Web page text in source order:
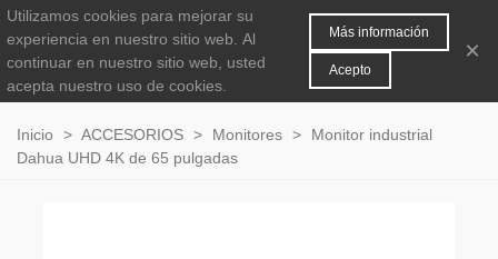
0
Inicio > ACCESORIOS > Monitores >
Monitor industrial
Dahua UHD 4K de 65 pulgadas
Utilizamos cookies para mejorar su
experiencia en nuestro sitio web. Al
continuar en nuestro sitio web, usted
acepta nuestro uso de cookies.
Más información
Acepto
×